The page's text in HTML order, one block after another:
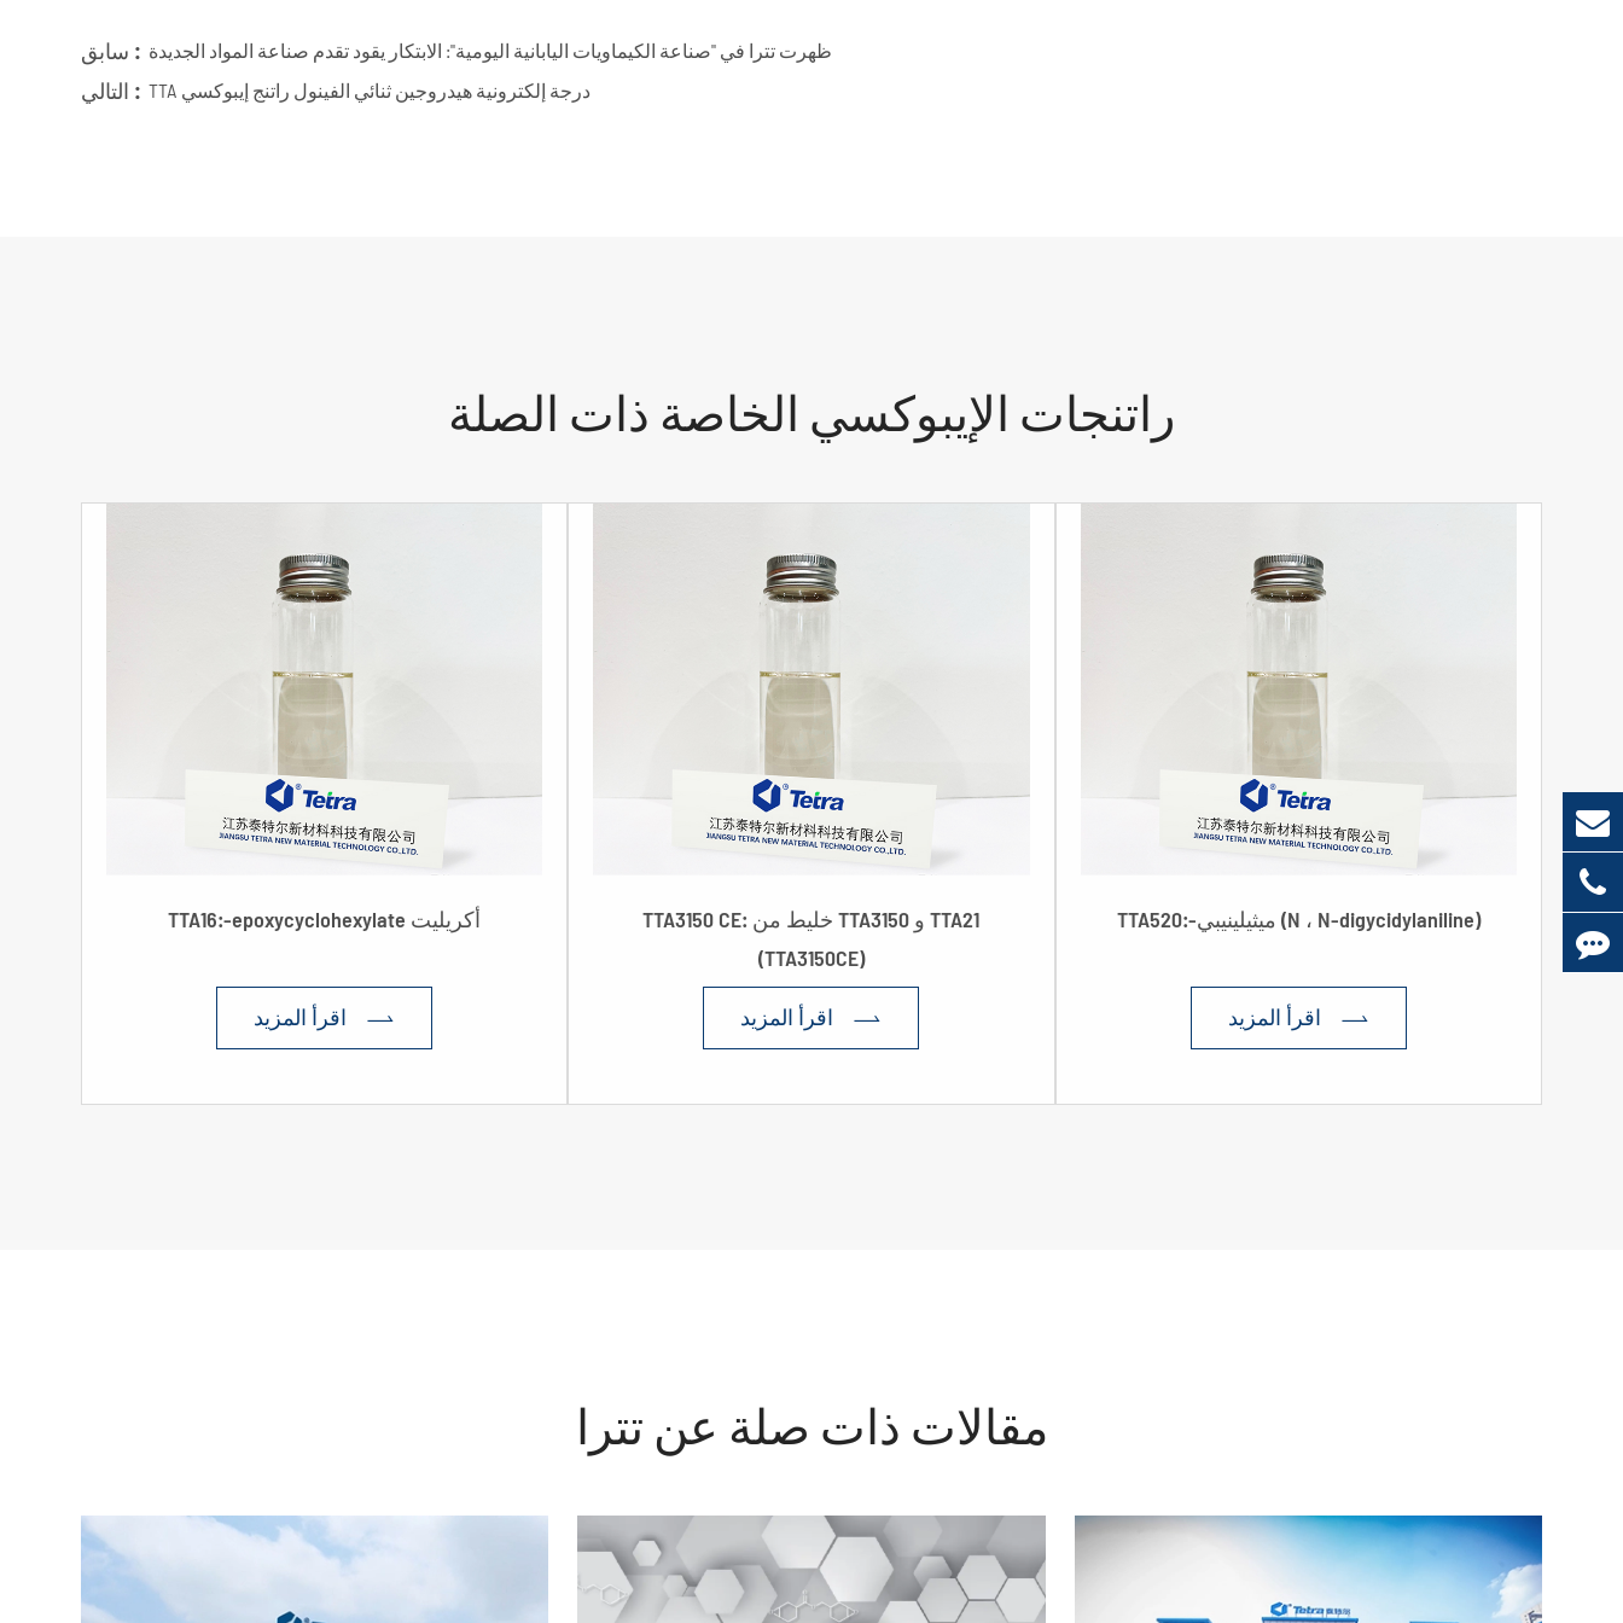
سابق : ظهرت تترا في "صناعة الكيماويات اليابانية اليومية": الابتكار يقود تقدم صناعة المواد الجديدة
التالي : TTA درجة إلكترونية هيدروجين ثنائي الفينول راتنج إيبوكسي
راتنجات الإيبوكسي الخاصة ذات الصلة
TTA16:-epoxycyclohexylate أكريليت

TTA3150 CE: خليط من TTA3150 و TTA21
(TTA3150CE)

TTA520:-ميثيلينيبي (N ، N-digycidylaniline)

مقالات ذات صلة عن تترا